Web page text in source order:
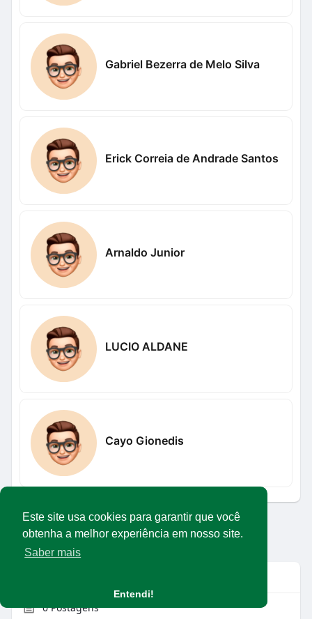
Este site usa cookies para garantir que você
obtenha a melhor experiência em nosso site.
Saber mais
Entendi!
Gabriel Bezerra de Melo Silva
Erick Correia de Andrade Santos
Arnaldo Junior
LUCIO ALDANE
Cayo Gionedis
Carregar mais usuários
0Postagens